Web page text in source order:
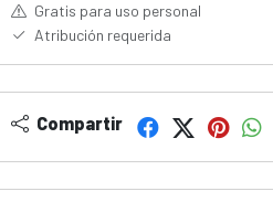
Gratis para uso personal
Atribución requerida
Compartir